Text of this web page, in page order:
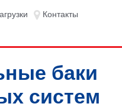
Контакты
баки
систем